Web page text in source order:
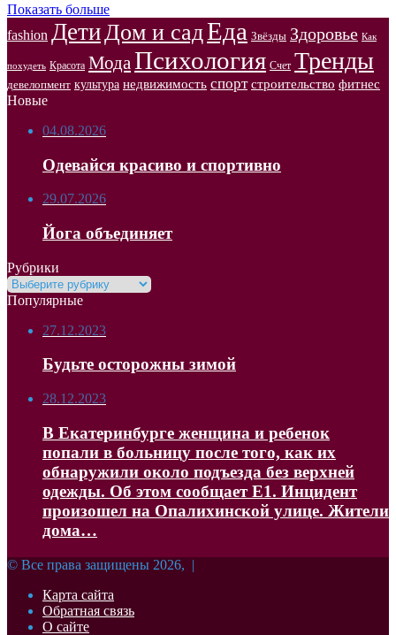
Показать больше
fashion ДетиДом и садЕда Звёзды Здоровье Как
похудеть Красота Мода Психология Счет Тренды
девелопмент культура недвижимость спорт строительство фитнес
Новые
04.08.2026
Одевайся красиво и спортивно
29.07.2026
Йога объединяет
Рубрики
Рубрики
Популярные
27.12.2023
Будьте осторожны зимой
28.12.2023
В Екатеринбурге женщина и ребенок
попали в больницу после того, как их
обнаружили около подъезда без верхней
одежды. Об этом сообщает Е1. Инцидент
произошел на Опалихинской улице. Жители
дома…
© Все права защищены 2026, |
Карта сайта
Обратная связь
О сайте